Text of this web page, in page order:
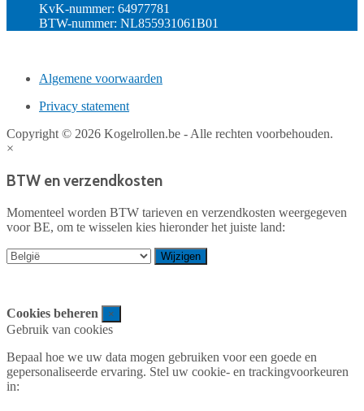
KvK-nummer: 64977781
BTW-nummer: NL855931061B01
Algemene voorwaarden
Privacy statement
Copyright © 2026 Kogelrollen.be - Alle rechten voorbehouden.
×
BTW en verzendkosten
Momenteel worden BTW tarieven en verzendkosten weergegeven
voor BE, om te wisselen kies hieronder het juiste land:
Cookies beheren ×
Gebruik van cookies
Bepaal hoe we uw data mogen gebruiken voor een goede en
gepersonaliseerde ervaring. Stel uw cookie- en trackingvoorkeuren
in: